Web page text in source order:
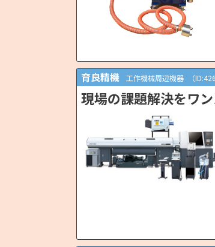
育良精機 工作機械周辺機器 （
現場の課題解決をワ